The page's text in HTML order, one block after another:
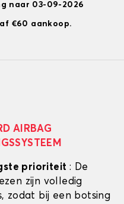
naar 03-09-2026
€60 aankoop.
AIRBAG
prioriteit : De
zijn volledig
zodat bij een botsing